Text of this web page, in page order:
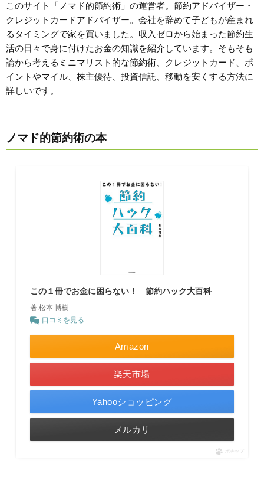
このサイト「ノマド的節約術」の運営者。節約アドバイザー・
クレジットカードアドバイザー。会社を辞めて子どもが産まれ
るタイミングで家を買いました。収入ゼロから始まった節約生
活の日々で身に付けたお金の知識を紹介しています。そもそも
論から考えるミニマリスト的な節約術、クレジットカード、ポ
イントやマイル、株主優待、投資信託、移動を安くする方法に
詳しいです。
ノマド的節約術の本
この１冊でお金に困らない！ 節約ハック大百科
著:松本 博樹
口コミを見る
Amazon
楽天市場
Yahooショッピング
メルカリ
ポチップ